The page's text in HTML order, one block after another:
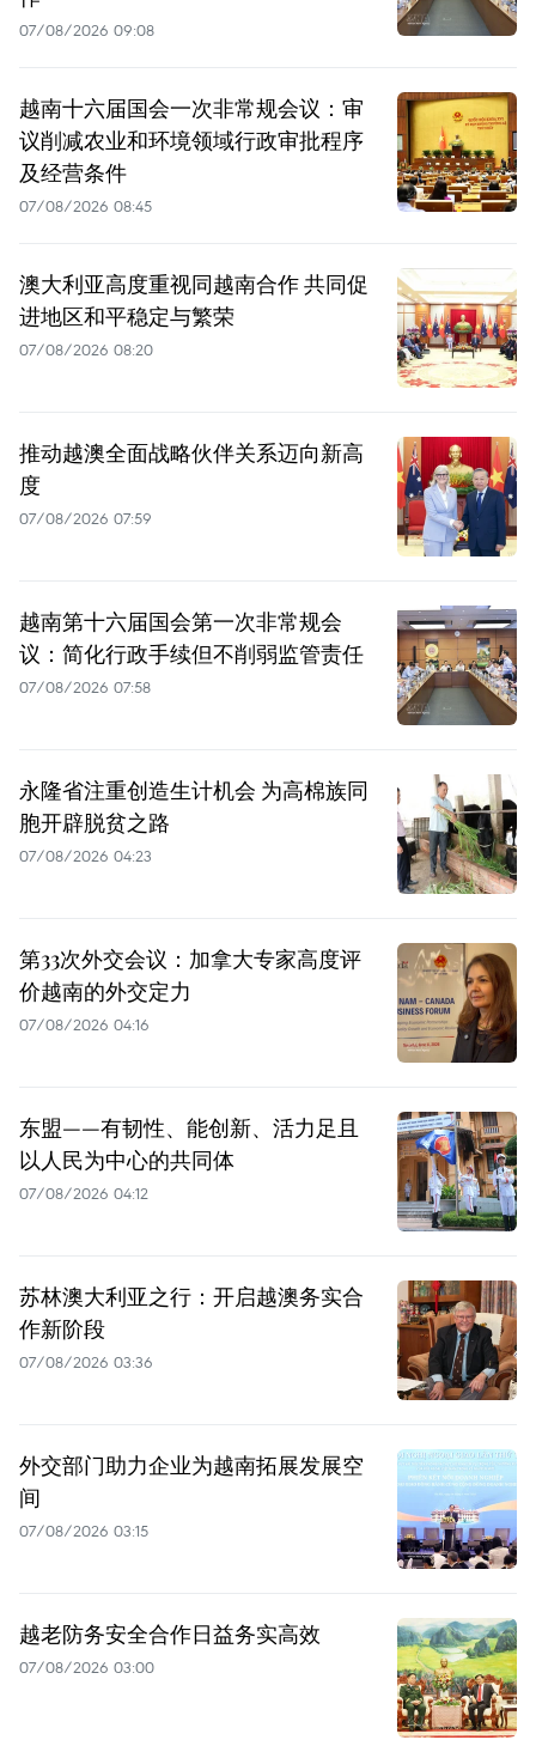
07/08/2026 09:08
越南十六届国会一次非常规会议：审
议削减农业和环境领域行政审批程序
及经营条件
07/08/2026 08:45
澳大利亚高度重视同越南合作 共同促
进地区和平稳定与繁荣
07/08/2026 08:20
推动越澳全面战略伙伴关系迈向新高
度
07/08/2026 07:59
越南第十六届国会第一次非常规会
议：简化行政手续但不削弱监管责任
07/08/2026 07:58
永隆省注重创造生计机会 为高棉族同
胞开辟脱贫之路
07/08/2026 04:23
第33次外交会议：加拿大专家高度评
价越南的外交定力
07/08/2026 04:16
东盟——有韧性、能创新、活力足且
以人民为中心的共同体
07/08/2026 04:12
苏林澳大利亚之行：开启越澳务实合
作新阶段
07/08/2026 03:36
外交部门助力企业为越南拓展发展空
间
07/08/2026 03:15
越老防务安全合作日益务实高效
07/08/2026 03:00